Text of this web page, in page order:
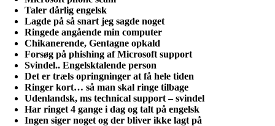
Taler dårlig engelsk
Lagde på så snart jeg sagde noget
Ringede angående min computer
Chikanerende, Gentagne opkald
Forsøg på phishing af Microsoft support
Svindel.. Engelsktalende person
Det er træls opringninger at få hele tiden
Ringer kort… så man skal ringe tilbage
Udenlandsk, ms technical support – svindel
Har ringet 4 gange i dag og talt på engelsk
Ingen siger noget og der bliver ikke lagt på